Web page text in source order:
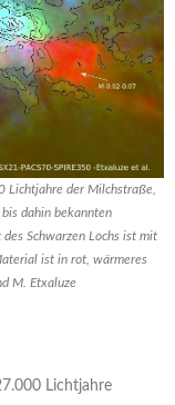
Lichtjahre der Milchstraße,
dahin bekannten
Schwarzen Lochs ist mit
ist in rot, wärmeres
M. Etxaluze
Lichtjahre